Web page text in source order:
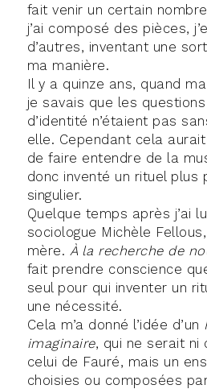
fait venir un certain
j’ai composé des pièces,
d’autres, inventant une
ma manière.
Il y a quinze ans, quand
je savais que les
d’identité n’étaient pas
elle. Cependant cela
de faire entendre de la
donc inventé un rituel plus
singulier.
Quelque temps après j’ai
sociologue Michèle
mère. À la recherche de
fait prendre conscience
seul pour qui inventer un
une nécessité.
Cela m’a donné l’idée d’un
imaginaire, qui ne serait ni
celui de Fauré, mais un
choisies ou composées